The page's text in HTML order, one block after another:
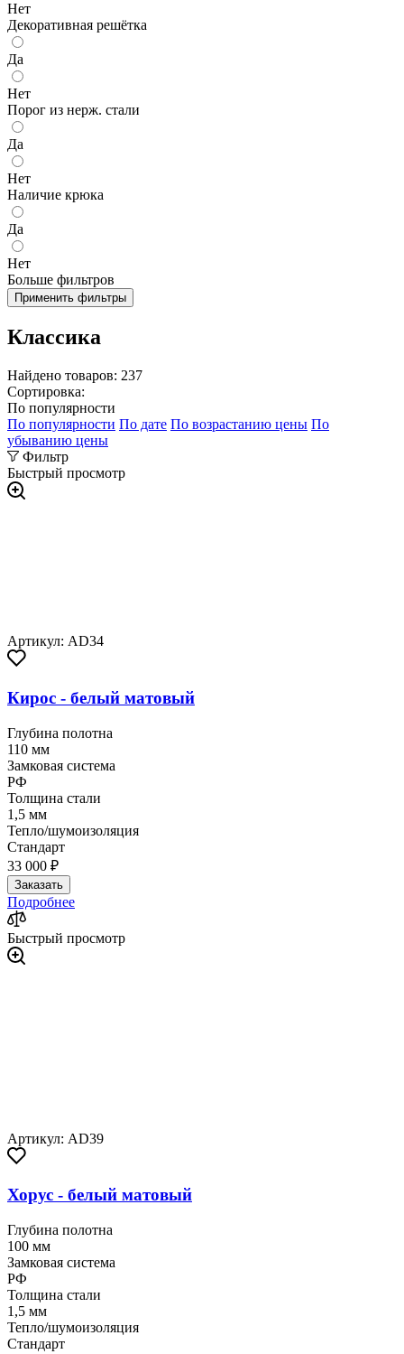
Нет
Декоративная решётка
Да
Нет
Порог из нерж. стали
Да
Нет
Наличие крюка
Да
Нет
Больше фильтров
Применить фильтры
Классика
Найдено товаров: 237
Сортировка:
По популярности
По популярности По дате По возрастанию цены По
убыванию цены
Фильтр
Быстрый просмотр
Артикул: AD34
Кирос - белый матовый
Глубина полотна
110 мм
Замковая система
РФ
Толщина стали
1,5 мм
Тепло/шумоизоляция
Стандарт
33 000 ₽
Заказать
Подробнее
Быстрый просмотр
Артикул: AD39
Хорус - белый матовый
Глубина полотна
100 мм
Замковая система
РФ
Толщина стали
1,5 мм
Тепло/шумоизоляция
Стандарт